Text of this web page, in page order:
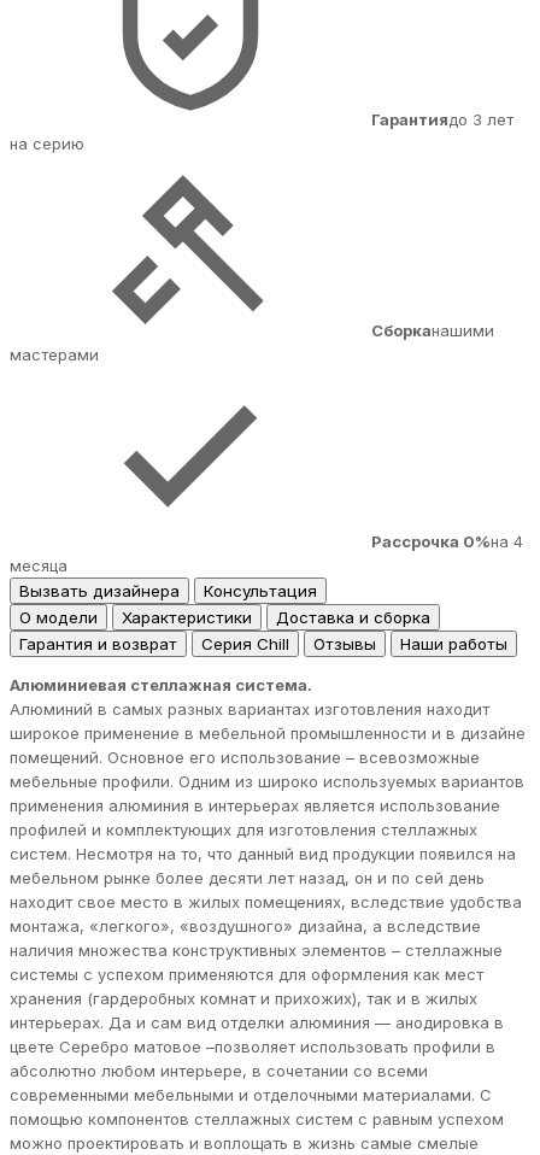
Гарантиядо 3 лет
на серию
Сборканашими
мастерами
Рассрочка 0%на 4
месяца
Вызвать дизайнера
Консультация
О модели
Характеристики
Доставка и сборка
Гарантия и возврат
Серия Chill Отзывы Наши работы
Алюминиевая стеллажная система.
Алюминий в самых разных вариантах изготовления находит
широкое применение в мебельной промышленности и в дизайне
помещений. Основное его использование – всевозможные
мебельные профили. Одним из широко используемых вариантов
применения алюминия в интерьерах является использование
профилей и комплектующих для изготовления стеллажных
систем. Несмотря на то, что данный вид продукции появился на
мебельном рынке более десяти лет назад, он и по сей день
находит свое место в жилых помещениях, вследствие удобства
монтажа, «легкого», «воздушного» дизайна, а вследствие
наличия множества конструктивных элементов – стеллажные
системы с успехом применяются для оформления как мест
хранения (гардеробных комнат и прихожих), так и в жилых
интерьерах. Да и сам вид отделки алюминия — анодировка в
цвете Серебро матовое –позволяет использовать профили в
абсолютно любом интерьере, в сочетании со всеми
современными мебельными и отделочными материалами. С
помощью компонентов стеллажных систем с равным успехом
можно проектировать и воплощать в жизнь самые смелые